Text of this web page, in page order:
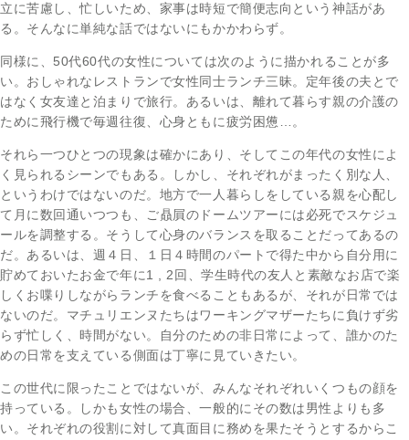
立に苦慮し、忙しいため、家事は時短で簡便志向という神話があ
る。そんなに単純な話ではないにもかかわらず。
同様に、50代60代の女性については次のように描かれることが多
い。おしゃれなレストランで女性同士ランチ三昧。定年後の夫とで
はなく女友達と泊まりで旅行。あるいは、離れて暮らす親の介護の
ために飛行機で毎週往復、心身ともに疲労困憊…。
それら一つひとつの現象は確かにあり、そしてこの年代の女性によ
く見られるシーンでもある。しかし、それぞれがまったく別な人、
というわけではないのだ。地方で一人暮らしをしている親を心配し
て月に数回通いつつも、ご贔屓のドームツアーには必死でスケジュ
ールを調整する。そうして心身のバランスを取ることだってあるの
だ。あるいは、週４日、１日４時間のパートで得た中から自分用に
貯めておいたお金で年に1 , 2回、学生時代の友人と素敵なお店で楽
しくお喋りしながらランチを食べることもあるが、それが日常では
ないのだ。マチュリエンヌたちはワーキングマザーたちに負けず劣
らず忙しく、時間がない。自分のための非日常によって、誰かのた
めの日常を支えている側面は丁寧に見ていきたい。
この世代に限ったことではないが、みんなそれぞれいくつもの顔を
持っている。しかも女性の場合、一般的にその数は男性よりも多
い。それぞれの役割に対して真面目に務めを果たそうとするからこ